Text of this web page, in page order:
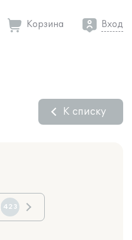
Корзина Вход
К списку
423